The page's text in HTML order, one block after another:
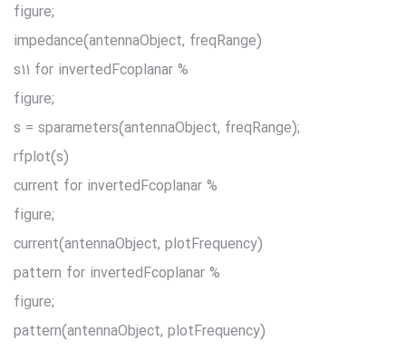
;figure
impedance(antennaObject, freqRange)
% s11 for invertedFcoplanar
;figure
;s = sparameters(antennaObject, freqRange)
rfplot(s)
% current for invertedFcoplanar
;figure
current(antennaObject, plotFrequency)
% pattern for invertedFcoplanar
;figure
pattern(antennaObject, plotFrequency)